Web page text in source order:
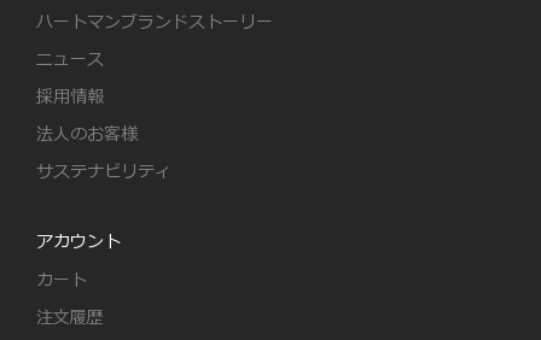
ハートマンブランドストーリー
ニュース
採用情報
法人のお客様
サステナビリティ
アカウント
カート
注文履歴